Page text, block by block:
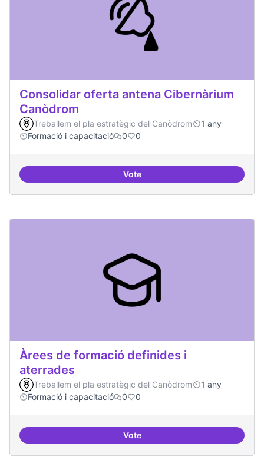
Consolidar oferta antena Cibernàrium
Canòdrom
Treballem el pla estratègic del Canòdrom
1 any
Formació i capacitació
0 0
VoteConsolidar oferta antena
Àrees de formació definides i
aterrades
Treballem el pla estratègic del Canòdrom
1 any
Formació i capacitació
0 0
VoteÀrees de formació definides i